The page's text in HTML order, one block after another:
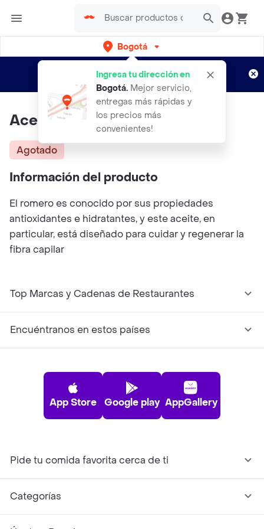
Bogotá
Ingresa tu dirección en
Bogotá. Mejor servicio,
entregas más rápidas y
los precios más
convenientes!
envíos gratis por semanas
Aplican TyC
Aceite De Romero Lissia 115ml
Agotado
Información del producto
El romero es conocido por sus propiedades
antioxidantes e hidratantes, y este aceite, en
particular, está diseñado para cuidar y regenerar la
fibra capilar
Top Marcas y Cadenas de Restaurantes
Encuéntranos en estos países
App Store Google play AppGallery
Pide tu comida favorita cerca de ti
Categorías